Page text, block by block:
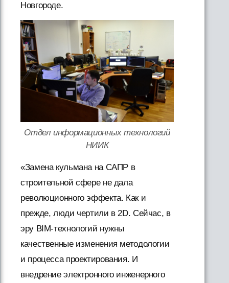
Новгороде.
Отдел информационных технологий
НИИК
«Замена кульмана на САПР в
строительной сфере не дала
революционного эффекта. Как и
прежде, люди чертили в 2D. Сейчас, в
эру BIM-технологий нужны
качественные изменения методологии
и процесса проектирования. И
внедрение электронного инженерного